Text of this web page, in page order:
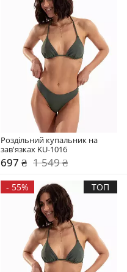
Роздільний купальник на
зав'язках KU-1016
697 ₴ 1 549 ₴
- 55% ТОП